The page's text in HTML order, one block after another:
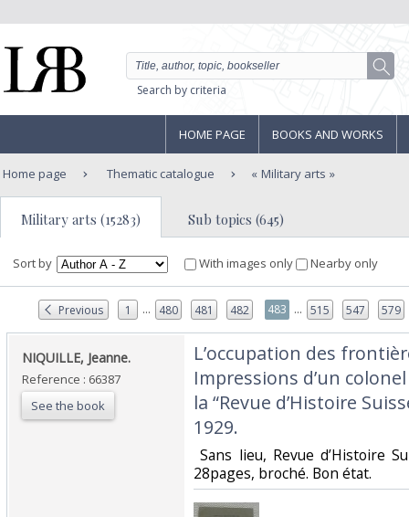
Search by criteria
HOME PAGE BOOKS AND WORKS
Home page Thematic catalogue Military arts
Military arts (15283) Sub topics (645)
Sort by With images only Nearby only
Previous 1 ... 480 481 482 483 ... 515 547 579
‎NIQUILLE, Jeanne.‎
Reference : 66387
See the book
‎L’occupation des
Impressions d’un
la “Revue d’Histoire
1929.‎
Sans lieu, Revue d’Histoire
28pages, broché. Bon état. ‎